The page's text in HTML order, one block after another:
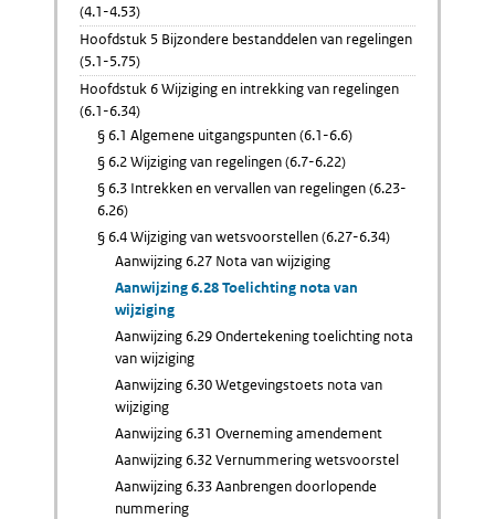
(4.1-4.53)
Hoofdstuk 5 Bijzondere bestanddelen van regelingen
(5.1-5.75)
Hoofdstuk 6 Wijziging en intrekking van regelingen
(6.1-6.34)
§ 6.1 Algemene uitgangspunten (6.1-6.6)
§ 6.2 Wijziging van regelingen (6.7-6.22)
§ 6.3 Intrekken en vervallen van regelingen (6.23-
6.26)
§ 6.4 Wijziging van wetsvoorstellen (6.27-6.34)
Aanwijzing 6.27 Nota van wijziging
Aanwijzing 6.28 Toelichting nota van
wijziging
Aanwijzing 6.29 Ondertekening toelichting nota
van wijziging
Aanwijzing 6.30 Wetgevingstoets nota van
wijziging
Aanwijzing 6.31 Overneming amendement
Aanwijzing 6.32 Vernummering wetsvoorstel
Aanwijzing 6.33 Aanbrengen doorlopende
nummering